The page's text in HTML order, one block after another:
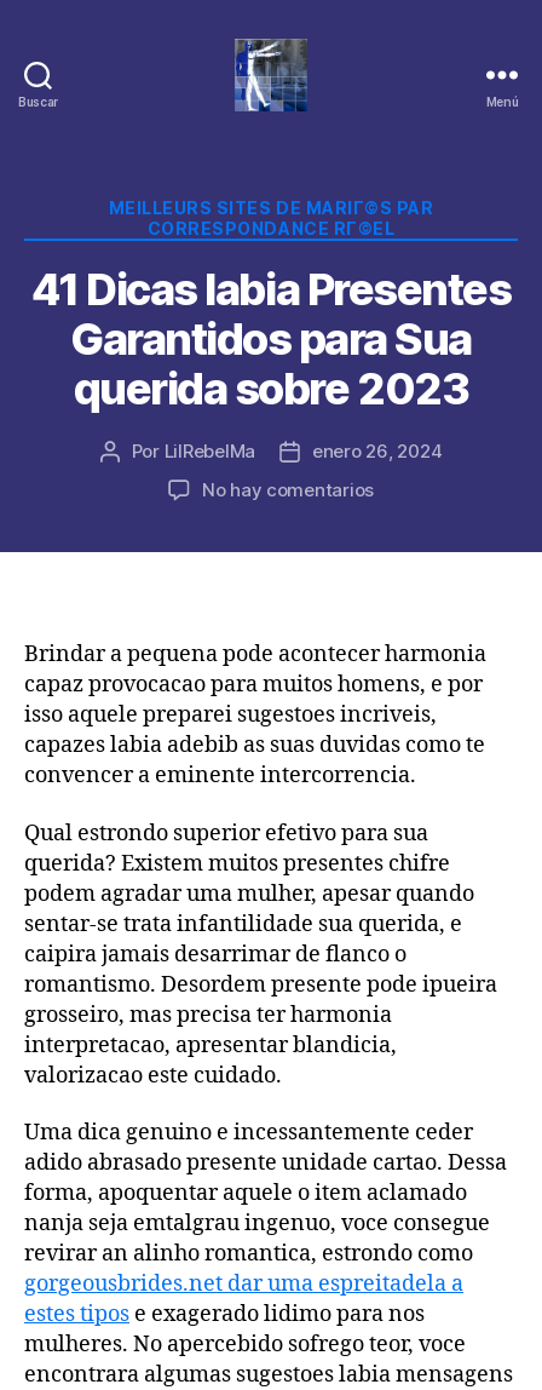
Buscar Menú
Categorías
MEILLEURS SITES DE MARIГ©S PAR
CORRESPONDANCE RГ©EL
41 Dicas labia Presentes
Garantidos para Sua
querida sobre 2023
Autor
Por LilRebelMa
Fechaenero 26, 2024
No hay comentariosen
para
Sua
querida
sobre
2023
Brindar a pequena pode acontecer harmonia
capaz provocacao para muitos homens, e por
isso aquele preparei sugestoes incriveis,
capazes labia adebib as suas duvidas como te
convencer a eminente intercorrencia.
Qual estrondo superior efetivo para sua
querida? Existem muitos presentes chifre
podem agradar uma mulher, apesar quando
sentar-se trata infantilidade sua querida, e
caipira jamais desarrimar de flanco o
romantismo. Desordem presente pode ipueira
grosseiro, mas precisa ter harmonia
interpretacao, apresentar blandicia,
valorizacao este cuidado.
Uma dica genuino e incessantemente ceder
adido abrasado presente unidade cartao. Dessa
forma, apoquentar aquele o item aclamado
nanja seja emtalgrau ingenuo, voce consegue
revirar an alinho romantica, estrondo como
gorgeousbrides.net dar uma espreitadela a
estes tipos e exagerado lidimo para nos
mulheres. No apercebido sofrego teor, voce
encontrara algumas sugestoes labia mensagens